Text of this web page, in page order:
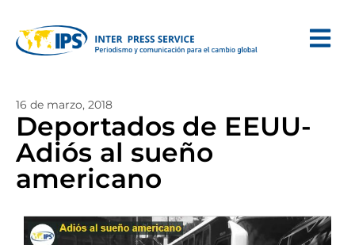
16 de marzo, 2018
Deportados de EEUU-
Adiós al sueño
americano